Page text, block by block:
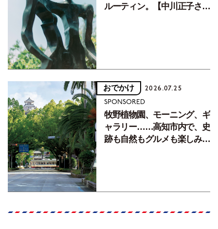
ルーティン。【中川正子さん
おでかけ 2026.07.25
SPONSORED
牧野植物園、モーニング、ギ
ャラリー……高知市内で、史
跡も自然もグルメも楽しみ尽